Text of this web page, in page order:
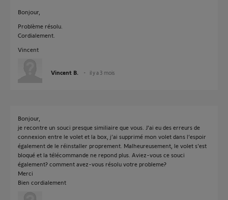
Bonjour,
Problème résolu.
Cordialement.
Vincent
Vincent B. il y a 3 mois
Bonjour,
je recontre un souci presque similiaire que vous. J'ai eu des erreurs de
connexion entre le volet et la box, j’ai supprimé mon volet dans l’espoir
également de le réinstaller proprement. Malheureusement, le volet s'est
bloqué et la télécommande ne repond plus. Aviez-vous ce souci
également? comment avez-vous résolu votre probleme?
Merci
Bien cordialement